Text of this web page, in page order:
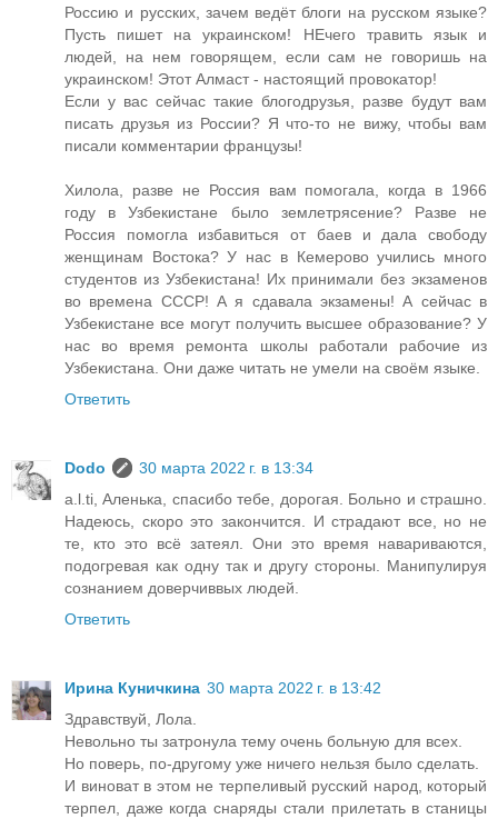
Россию и русских, зачем ведёт блоги на русском языке?
Пусть пишет на украинском! НЕчего травить язык и
людей, на нем говорящем, если сам не говоришь на
украинском! Этот Алмаст - настоящий провокатор!
Если у вас сейчас такие блогодрузья, разве будут вам
писать друзья из России? Я что-то не вижу, чтобы вам
писали комментарии французы!
Хилола, разве не Россия вам помогала, когда в 1966
году в Узбекистане было землетрясение? Разве не
Россия помогла избавиться от баев и дала свободу
женщинам Востока? У нас в Кемерово учились много
студентов из Узбекистана! Их принимали без экзаменов
во времена СССР! А я сдавала экзамены! А сейчас в
Узбекистане все могут получить высшее образование? У
нас во время ремонта школы работали рабочие из
Узбекистана. Они даже читать не умели на своём языке.
Ответить
Dodo
30 марта 2022 г. в 13:34
a.l.ti, Аленька, спасибо тебе, дорогая. Больно и страшно.
Надеюсь, скоро это закончится. И страдают все, но не
те, кто это всё затеял. Они это время навариваются,
подогревая как одну так и другу стороны. Манипулируя
сознанием доверчиввых людей.
Ответить
Ирина Куничкина 30 марта 2022 г. в 13:42
Здравствуй, Лола.
Невольно ты затронула тему очень больную для всех.
Но поверь, по-другому уже ничего нельзя было сделать.
И виноват в этом не терпеливый русский народ, который
терпел, даже когда снаряды стали прилетать в станицы